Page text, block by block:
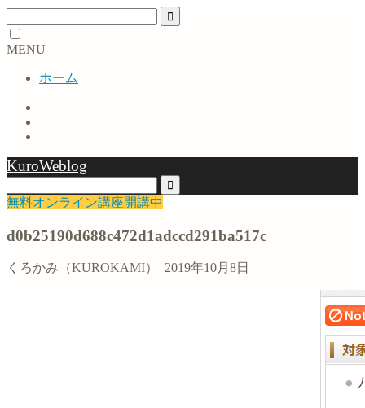
MENU
ホーム
KuroWeblog
無料オンライン講座開講中
d0b25190d688c472d1adccd291ba517c
くろかみ（KUROKAMI） 2019年10月8日